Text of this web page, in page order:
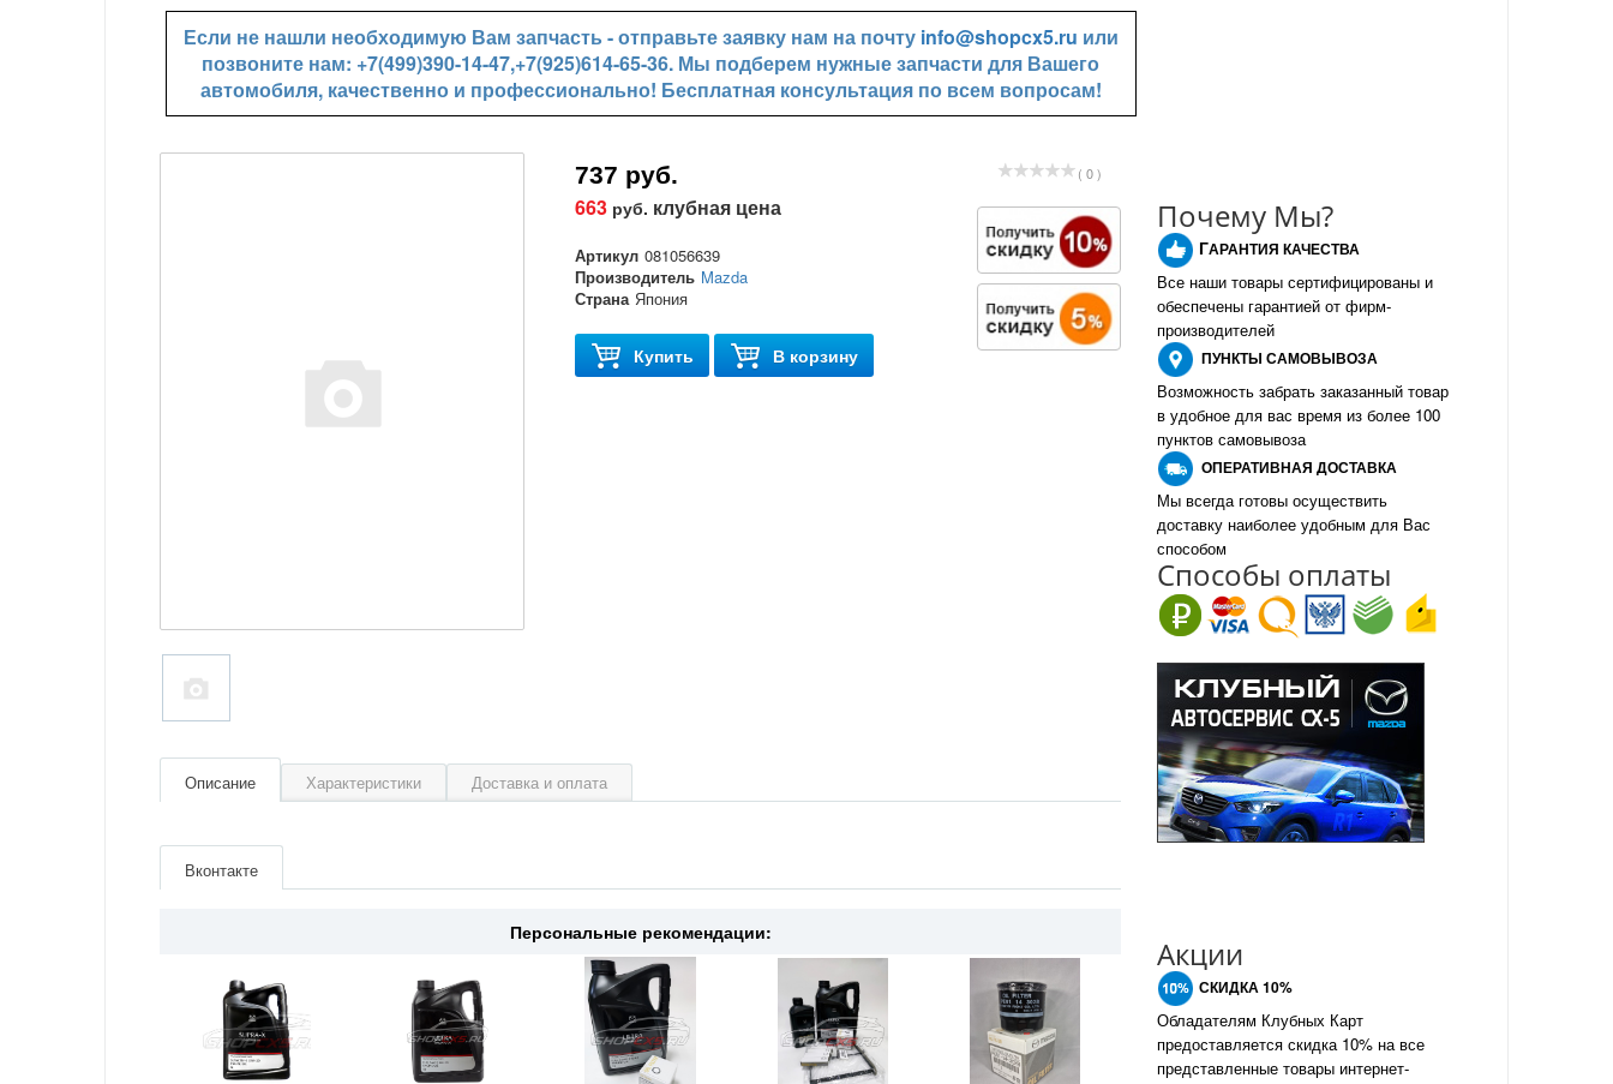
Если не нашли необходимую Вам запчасть - отправьте заявку нам на почту info@shopcx5.ru или
позвоните нам: +7(499)390-14-47,+7(925)614-65-36. Мы подберем нужные запчасти для Вашего
автомобиля, качественно и профессионально! Бесплатная консультация по всем вопросам!
( 0 )
737 руб.
663 руб. клубная цена
Артикул 081056639
Производитель Mazda
Страна Япония
Купить В корзину
Описание Характеристики Доставка и оплата
Страна Япония
Вконтакте
Персональные рекомендации:
Почему Мы?
ГАРАНТИЯ КАЧЕСТВА
Все наши товары сертифицированы и
обеспечены гарантией от фирм-
производителей
ПУНКТЫ САМОВЫВОЗА
Возможность забрать заказанный товар
в удобное для вас время из более 100
пунктов самовывоза
ОПЕРАТИВНАЯ ДОСТАВКА
Мы всегда готовы осуществить
доставку наиболее удобным для Вас
способом
Способы оплаты
Акции
СКИДКА 10%
Обладателям Клубных Карт
предоставляется скидка 10% на все
представленные товары интернет-